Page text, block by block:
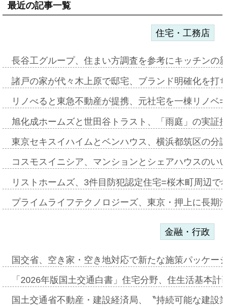
最近の記事一覧
住宅・工務店
長谷工グループ、住まい方調査を参考にキッチン
諸戸の家が代々木上原で邸宅、ブランド明確化を
リノべると東急不動産が提携、元社宅を一棟リノ
旭化成ホームズと世田谷トラスト、「雨庭」の実
東京セキスイハイムとベンハウス、横浜都筑区の
コスモスイニシア、マンションとシェアハウスの
リストホームズ、3件目防犯認定住宅=桜木町周辺
プライムライフテクノロジーズ、東京・押上に長
金融・行政
国交省、空き家・空き地対応で新たな施策パッケ
「2026年版国土交通白書」住宅分野、住生活基本
国土交通省不動産・建設経済局、〝持続可能な建